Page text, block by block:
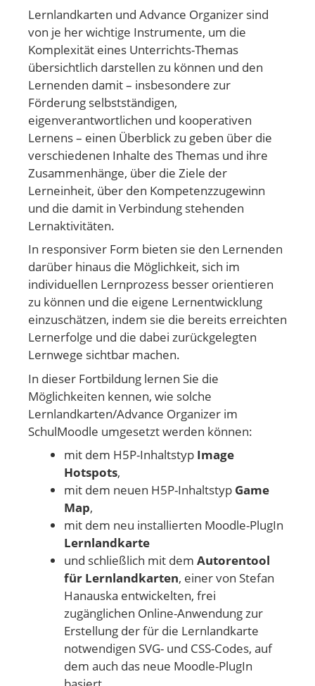
Lernlandkarten und Advance Organizer sind
von je her wichtige Instrumente, um die
Komplexität eines Unterrichts-Themas
übersichtlich darstellen zu können und den
Lernenden damit – insbesondere zur
Förderung selbstständigen,
eigenverantwortlichen und kooperativen
Lernens – einen Überblick zu geben über die
verschiedenen Inhalte des Themas und ihre
Zusammenhänge, über die Ziele der
Lerneinheit, über den Kompetenzzugewinn
und die damit in Verbindung stehenden
Lernaktivitäten.
In responsiver Form bieten sie den Lernenden
darüber hinaus die Möglichkeit, sich im
individuellen Lernprozess besser orientieren
zu können und die eigene Lernentwicklung
einzuschätzen, indem sie die bereits erreichten
Lernerfolge und die dabei zurückgelegten
Lernwege sichtbar machen.
In dieser Fortbildung lernen Sie die
Möglichkeiten kennen, wie solche
Lernlandkarten/Advance Organizer im
SchulMoodle umgesetzt werden können:
mit dem H5P-Inhaltstyp Image
Hotspots,
mit dem neuen H5P-Inhaltstyp Game
Map,
mit dem neu installierten Moodle-PlugIn
Lernlandkarte
und schließlich mit dem Autorentool
für Lernlandkarten, einer von Stefan
Hanauska entwickelten, frei
zugänglichen Online-Anwendung zur
Erstellung der für die Lernlandkarte
notwendigen SVG- und CSS-Codes, auf
dem auch das neue Moodle-PlugIn